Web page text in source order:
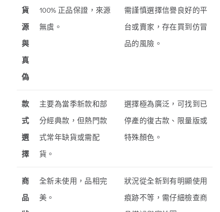
貨
源
與
真
偽
100% 正品保證，來源
無虞。
需謹慎選擇信譽良好的平
台或賣家，存在買到仿冒
品的風險。
款
式
選
擇
主要為當季新款和部
分經典款，但熱門款
式常年缺貨或需配
貨。
選擇極為廣泛，可找到已
停產的復古款、限量版或
特殊顏色。
商
品
全新未使用，品相完
美。
狀況從全新到有明顯使用
痕跡不等，需仔細檢查商